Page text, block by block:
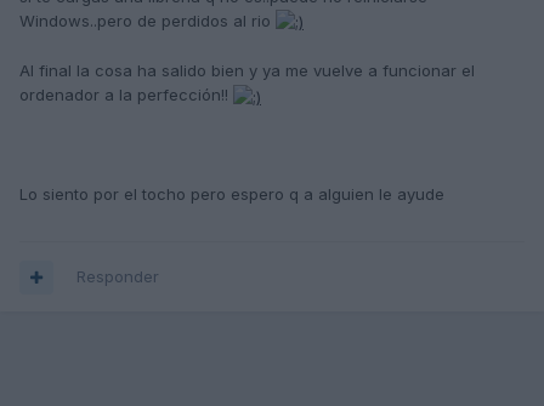
Windows..pero de perdidos al rio
Al final la cosa ha salido bien y ya me vuelve a funcionar el
ordenador a la perfección!!
Lo siento por el tocho pero espero q a alguien le ayude
Responder